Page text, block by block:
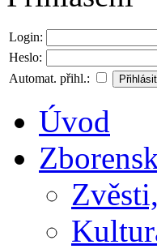
Login:
Heslo:
Automat. přihl.:
Úvod